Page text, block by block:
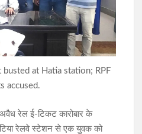
अलर्ट, डीसी-एसपी ने मेला क्षेत्र का
ने घेरा विश्वविद्यालय; 11 सूत्री
busted at Hatia station; RPF
accused.
अवैध रेल ई-टिकट कारोबार के
रेलवे स्टेशन से एक युवक को